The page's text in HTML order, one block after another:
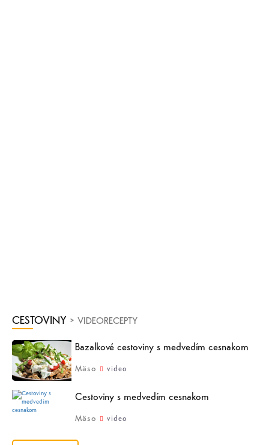
CESTOVINY > VIDEORECEPTY
Bazalkové cestoviny s medvedím cesnakom
Mäso video
Cestoviny s medvedím cesnakom
Mäso video